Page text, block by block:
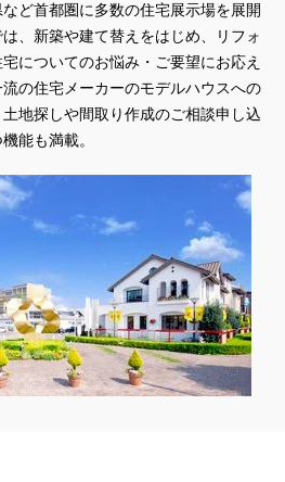
など首都圏に多数の住宅展示場を展開
、新築や建て替えをはじめ、リフォ
についてのお悩み・ご要望にお応え
の住宅メーカーのモデルハウスへの
地探しや間取り作成のご相談申し込
能も満載。